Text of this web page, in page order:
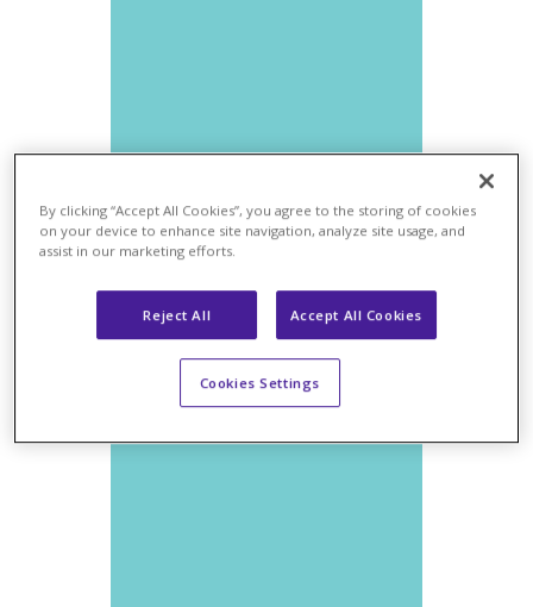
NOTÍCIAS
By clicking “Accept All Cookies”, you agree to the storing of cookies
on your device to enhance site navigation, analyze site usage, and
assist in our marketing efforts.
Reject All Accept All Cookies
Cookies Settings